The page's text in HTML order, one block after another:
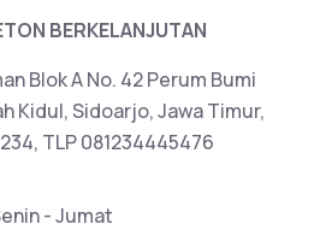
BERKELANJUTAN
Blok A No. 42 Perum Bumi
Kidul, Sidoarjo, Jawa Timur,
TLP 081234445476
- Jumat